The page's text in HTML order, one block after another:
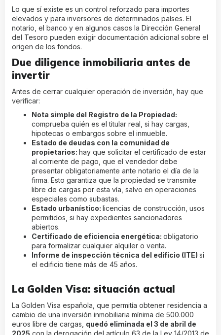
Lo que sí existe es un control reforzado para importes
elevados y para inversores de determinados países. El
notario, el banco y en algunos casos la Dirección General
del Tesoro pueden exigir documentación adicional sobre el
origen de los fondos.
Due diligence inmobiliaria antes de
invertir
Antes de cerrar cualquier operación de inversión, hay que
verificar:
Nota simple del Registro de la Propiedad:
comprueba quién es el titular real, si hay cargas,
hipotecas o embargos sobre el inmueble.
Estado de deudas con la comunidad de
propietarios: hay que solicitar el certificado de estar
al corriente de pago, que el vendedor debe
presentar obligatoriamente ante notario el día de la
firma. Esto garantiza que la propiedad se transmite
libre de cargas por esta vía, salvo en operaciones
especiales como subastas.
Estado urbanístico: licencias de construcción, usos
permitidos, si hay expedientes sancionadores
abiertos.
Certificado de eficiencia energética: obligatorio
para formalizar cualquier alquiler o venta.
Informe de inspección técnica del edificio (ITE) si
el edificio tiene más de 45 años.
La Golden Visa: situación actual
La Golden Visa española, que permitía obtener residencia a
cambio de una inversión inmobiliaria mínima de 500.000
euros libre de cargas, quedó eliminada el 3 de abril de
2025 con la derogación del artículo 63 de la Ley 14/2013 de